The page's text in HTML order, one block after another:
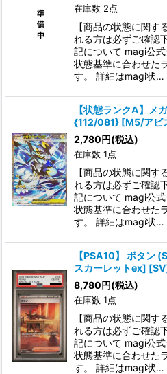
在庫数 2点
【商品の状態に関す
れる方は必ずご確認
記について magi公
状態基準に合わせた
す。 詳細はmagi状…
【状態ランクA】メ
{112/081} [M5/アビ
2,780円(税込)
在庫数 1点
【商品の状態に関す
れる方は必ずご確認
記について magi公
状態基準に合わせた
す。 詳細はmagi状…
【PSA10】 ボタン
スカーレットex]
8,780円(税込)
在庫数 1点
【商品の状態に関す
れる方は必ずご確認
記について magi公
状態基準に合わせた
す。 詳細はmagi状…